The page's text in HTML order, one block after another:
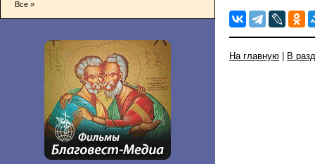
Все »
На главную В